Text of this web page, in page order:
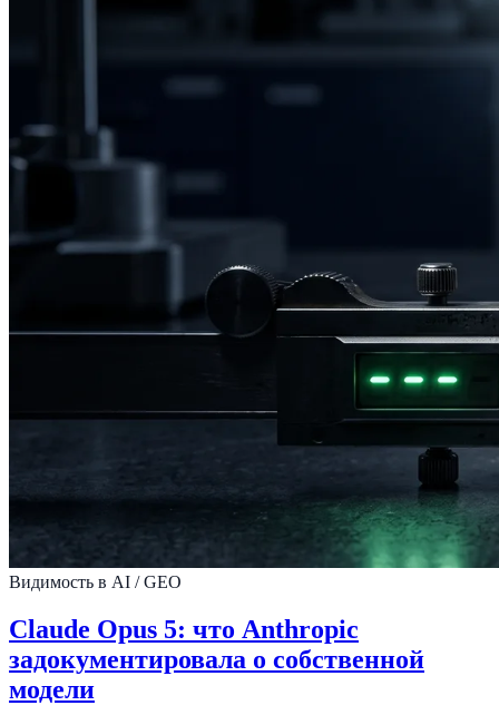
Видимость в AI / GEO
Claude Opus 5: что Anthropic
задокументировала о собственной
модели